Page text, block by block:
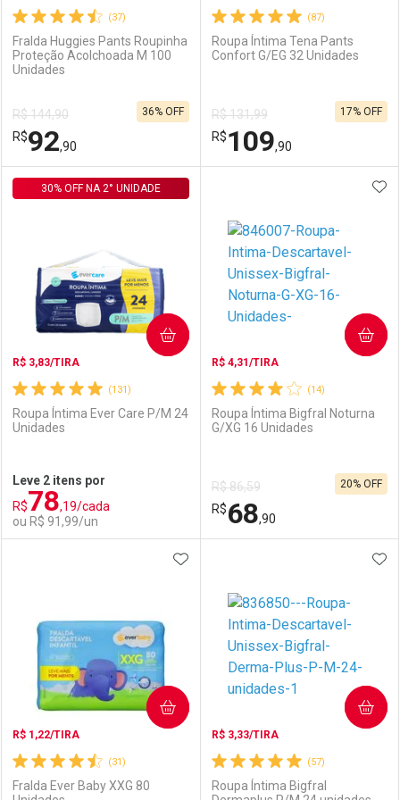
Comprar sem Desconto
Por R$ 154,11/cada
Comprar sem Desconto
Por R$ 154,11/cada
Comprar sem Desconto
Por R$ 84,99/cada
Comprar sem Desconto
Por R$ 84,99/cada
(37)
Fralda Huggies Pants Roupinha
Proteção Acolchoada M 100
Unidades
R$ 144,90
R$92,90
36% OFF
Comprar sem Desconto
Por R$ 92,90/cada
Comprar sem Desconto
Por R$ 92,90/cada
(87)
Roupa Íntima Tena Pants
Confort G/EG 32 Unidades
R$ 131,99
R$109,90
17% OFF
Laboratório
Comprar sem Desconto
Por R$ 109,90/cada
Por Menos
Comprar sem Desconto
Por R$ 109,90/cada
(131)
R$ 3,83/TIRA
Roupa Íntima Ever Care P/M 24
Unidades
30% OFF NA 2° UNIDADE
Leve 2 itens por
R$78,19/cada
ou R$ 91,99/un
COMPRAR
(14)
R$ 4,31/TIRA
Roupa Íntima Bigfral Noturna
G/XG 16 Unidades
R$ 86,59
R$68,90
20% OFF
COMPRAR
Laboratório
Por Menos
(31)
R$ 1,22/TIRA
Fralda Ever Baby XXG 80
ADICIONAR AOS FAVORITOS
COMPRAR
(57)
R$ 3,33/TIRA
Roupa Íntima Bigfral
COMPRAR